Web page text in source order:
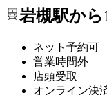
岩槻駅から
ネット予約可
営業時間外
店頭受取
オンライン決